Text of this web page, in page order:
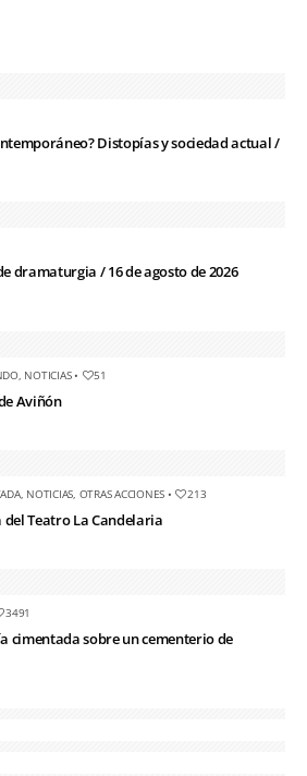
Distopías y sociedad actual /
dramaturgia / 16 de agosto de 2026
, NOTICIAS• 51
Aviñón
, NOTICIAS OTRAS ACCIONES • 213
Teatro La Candelaria
3491
cimentada sobre un cementerio de